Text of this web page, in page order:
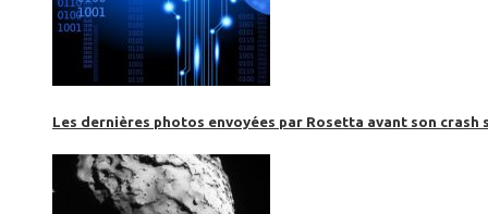
Les dernières photos envoyées par Rosetta avant son crash